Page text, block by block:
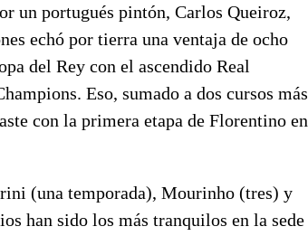
un portugués pintón, Carlos Queiroz,
echó por tierra una ventaja de ocho
del Rey con el ascendido Real
Eso, sumado a dos cursos más
con la primera etapa de Florentino en
(una temporada), Mourinho (tres) y
han sido los más tranquilos en la sede